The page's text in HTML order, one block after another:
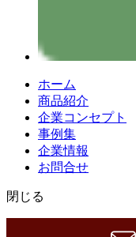
ホーム
商品紹介
企業コンセプト
事例集
企業情報
お問合せ
閉じる